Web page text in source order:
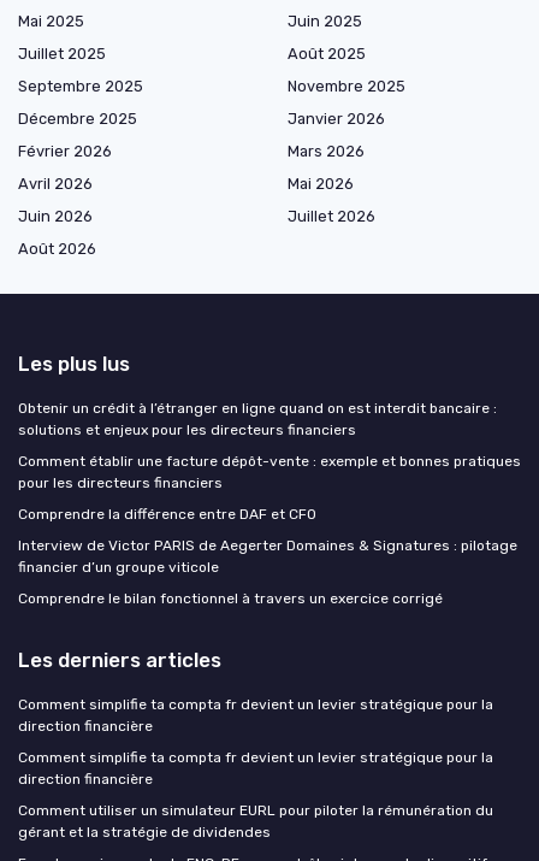
Mai 2025
Juin 2025
Juillet 2025
Août 2025
Septembre 2025
Novembre 2025
Décembre 2025
Janvier 2026
Février 2026
Mars 2026
Avril 2026
Mai 2026
Juin 2026
Juillet 2026
Août 2026
Les plus lus
Obtenir un crédit à l’étranger en ligne quand on est interdit bancaire :
solutions et enjeux pour les directeurs financiers
Comment établir une facture dépôt-vente : exemple et bonnes pratiques
pour les directeurs financiers
Comprendre la différence entre DAF et CFO
Interview de Victor PARIS de Aegerter Domaines & Signatures : pilotage
financier d’un groupe viticole
Comprendre le bilan fonctionnel à travers un exercice corrigé
Les derniers articles
Comment simplifie ta compta fr devient un levier stratégique pour la
direction financière
Comment simplifie ta compta fr devient un levier stratégique pour la
direction financière
Comment utiliser un simulateur EURL pour piloter la rémunération du
gérant et la stratégie de dividendes